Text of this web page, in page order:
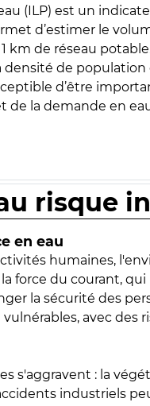
(ILP) est un
d’estimer le
km de réseau
densité de population
d’être
de la demande en
risque
en eau
humaines,
force du courant,
la sécurité des
avec des
s'aggravent : la
industriels